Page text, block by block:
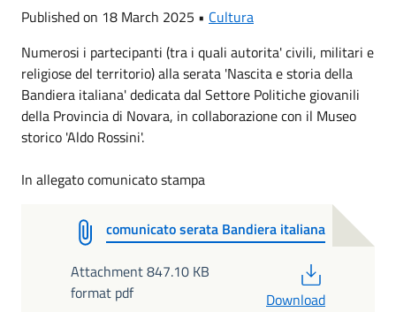
Published on 18 March 2025 • Cultura
Numerosi i partecipanti (tra i quali autorita' civili, militari e
religiose del territorio) alla serata 'Nascita e storia della
Bandiera italiana' dedicata dal Settore Politiche giovanili
della Provincia di Novara, in collaborazione con il Museo
storico 'Aldo Rossini'.
In allegato comunicato stampa
comunicato serata Bandiera italiana
Attachment 847.10 KB
format pdf
Download